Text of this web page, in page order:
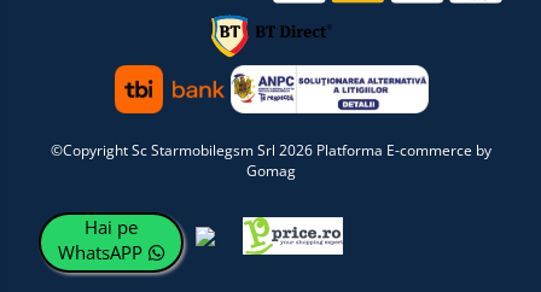
©Copyright Sc Starmobilegsm Srl 2026 Platforma E-commerce by
Gomag
Hai pe
WhatsAPP